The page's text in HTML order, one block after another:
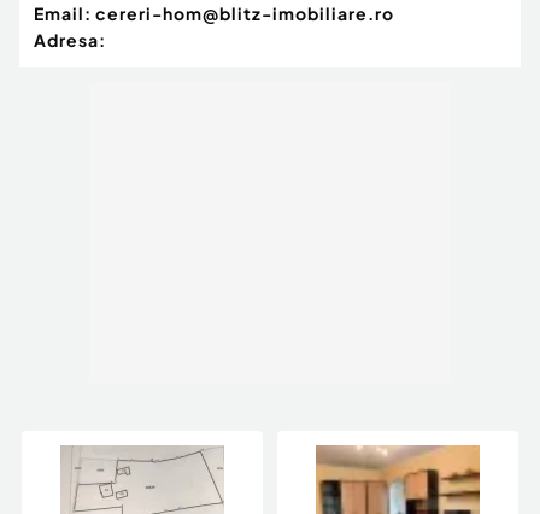
Apă
Email: cereri-hom@blitz-imobiliare.ro
Adresa: